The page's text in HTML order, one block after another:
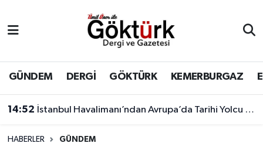
GÜNDEM DERGİ GÖKTÜRK KEMERBURGAZ
14:52 İstanbul Havalimanı’ndan Avrupa’da Tarihi Yolcu Rekoru
HABERLER GÜNDEM
BİLİM
DERGİ
DÜNYA
Eyüpsultan Hava Durumu
Eyüpsultan Trafik Yoğunluk Haritası
Süper Lig Puan Durumu ve Fikstür
Tüm Manşetler